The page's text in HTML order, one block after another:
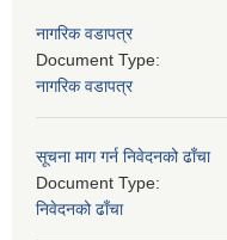
नागरिक वडापत्र
Document Type:
नागरिक वडापत्र
सूचना माग गर्न निवेदनको ढाँचा
Document Type:
निवेदनको ढाँचा